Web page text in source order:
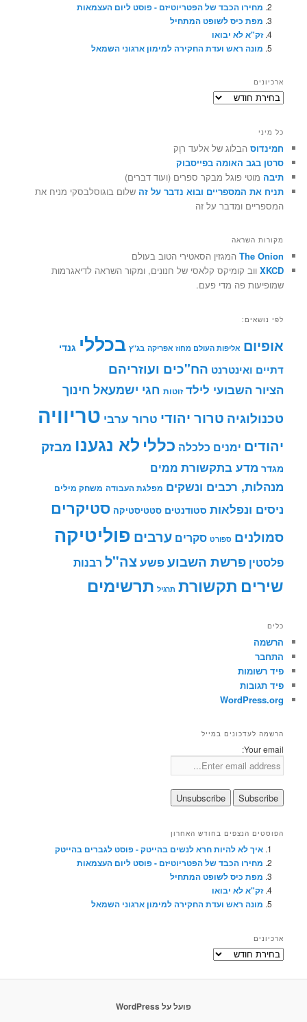
מחירו הכבד של הפטריוטיזם - פוסט ליום העצמאות
מפת כיס לשופט המתחיל
זק"א לא יבואו
מונה ראש ועדת החקירה למימון ארגוני השמאל
ארכיונים
ארכיונים
כל מיני
חמינדוס הבלוג של אלעד רוֶק
סרטן בגב האומה בפייסבוק
תיבה מוטי פוגל מבקר ספרים (ועוד דברים)
תניח את המספריים ובוא נדבר על זה שלום בוגוסלבסקי מניח את
המספריים ומדבר על זה
מקורות השראה
The Onion המגזין הסאטירי הטוב בעולם
XKCD ווב קומיקס קלאסי של חנונים, ומקור השראה לדיאגרמות
שמופיעות פה מדי פעם.
לפי נושאים:
אופיום אליפות העולם מחוז אפריקה בג"ץ בכללי גנדי
דתיים ואינטרנט הח"כים ועוזריהם
הציור השבועי לילד זוטות חגי ישמעאל חינוך
טכנולוגיה טרור יהודי טרור ערבי טריוויה
יהודים ימנים כלכלה כללי לא נגענו מבזק
מגדר מדע בתקשורת ממים
מנהלות, רכבים ונשקים מפלגת העבודה משחק מילים
ניסים ונפלאות סטודנטים סטטיסטיקה סטיקרים
סמולנים ספורט סקרים ערבים פוליטיקה
פלסטין פרשת השבועפשעצה"ל רבנות
שירים תקשורת תרגיל תרשימים
כלים
הרשמה
התחבר
פיד רשומות
פיד תגובות
WordPress.org
הרשמה לעדכונים במייל
Your email:
הפוסטים הנצפים בחודש האחרון
איך לא להיות חרא לנשים בהייטק - פוסט לגברים בהייטק
מחירו הכבד של הפטריוטיזם - פוסט ליום העצמאות
מפת כיס לשופט המתחיל
זק"א לא יבואו
מונה ראש ועדת החקירה למימון ארגוני השמאל
ארכיונים
ארכיונים
פועל על WordPress